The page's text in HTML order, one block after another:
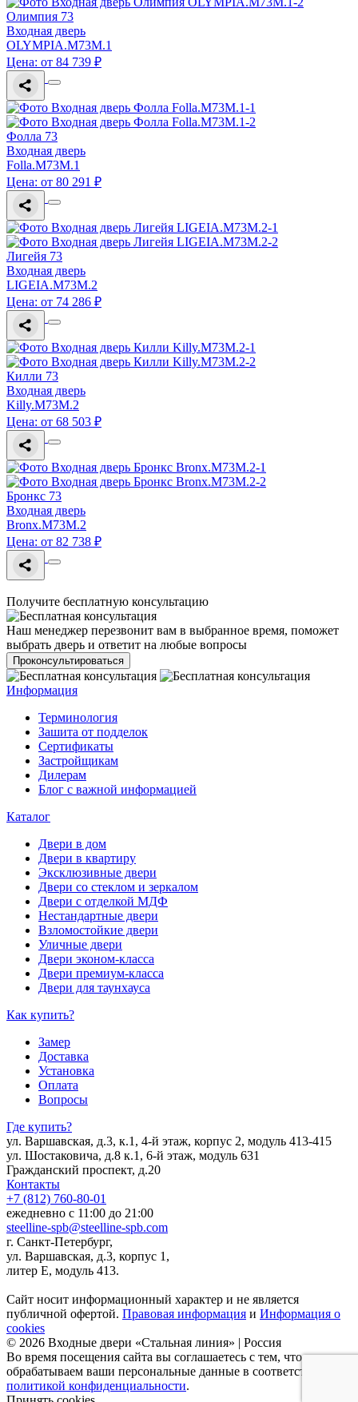
Олимпия 73
Входная дверь
OLYMPIA.M73M.1
Цена: от 84 739 ₽
Фолла 73
Входная дверь
Folla.M73M.1
Цена: от 80 291 ₽
Лигейя 73
Входная дверь
LIGEIA.M73M.2
Цена: от 74 286 ₽
Килли 73
Входная дверь
Killy.M73M.2
Цена: от 68 503 ₽
Бронкс 73
Входная дверь
Bronx.M73M.2
Цена: от 82 738 ₽
Получите бесплатную консультацию
Наш менеджер перезвонит вам в выбранное время, поможет
выбрать дверь и ответит на любые вопросы
Проконсультироваться
Информация
Терминология
Зашита от подделок
Сертификаты
Застройщикам
Дилерам
Блог с важной информацией
Каталог
Двери в дом
Двери в квартиру
Эксклюзивные двери
Двери со стеклом и зеркалом
Двери с отделкой МДФ
Нестандартные двери
Взломостойкие двери
Уличные двери
Двери эконом-класса
Двери премиум-класса
Двери для таунхауса
Как купить?
Замер
Доставка
Установка
Оплата
Вопросы
Где купить?
ул. Варшавская, д.3, к.1, 4-й этаж, корпус 2, модуль 413-415
ул. Шостаковича, д.8 к.1, 6-й этаж, модуль 631
Гражданский проспект, д.20
Контакты
+7 (812) 760-80-01
ежедневно с 11:00 до 21:00
steelline-spb@steelline-spb.com
г. Санкт-Петербург,
ул. Варшавская, д.3, корпус 1,
литер Е, модуль 413.
Сайт носит информационный характер и не является
публичной офертой. Правовая информация и Информация о
cookies
© 2026 Входные двери «Стальная линия» | Россия
Во время посещения сайта вы соглашаетесь с тем, что мы
обрабатываем ваши персональные данные в соответствии с
политикой конфиденциальности.